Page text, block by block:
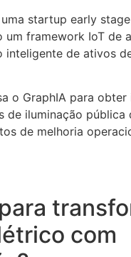
startup early
um framework IoT de
inteligente de ativos
o GraphIA para
de iluminação pública
de melhoria
com